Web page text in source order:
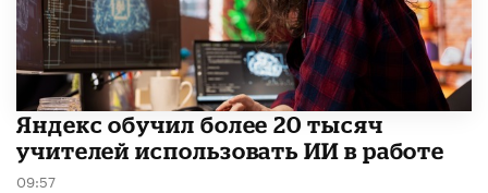
​Яндекс обучил более 20 тысяч
учителей использовать ИИ в работе
09:57